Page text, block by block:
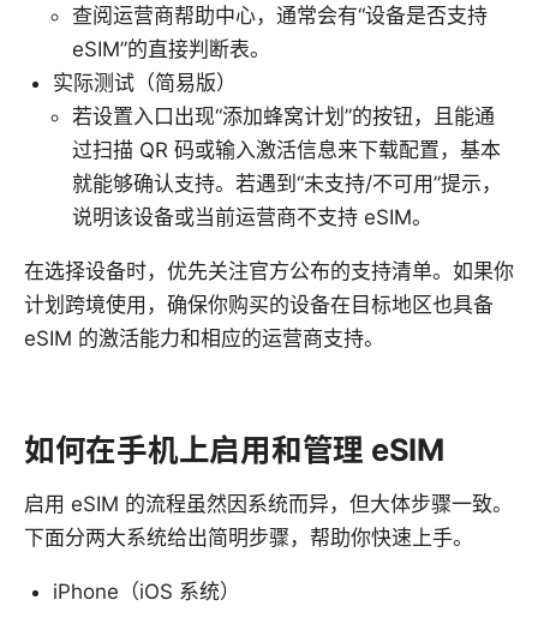
查阅运营商帮助中心，通常会有“设备是否支持
eSIM”的直接判断表。
实际测试（简易版）
若设置入口出现“添加蜂窝计划”的按钮，且能通
过扫描 QR 码或输入激活信息来下载配置，基本
就能够确认支持。若遇到“未支持/不可用”提示，
说明该设备或当前运营商不支持 eSIM。
在选择设备时，优先关注官方公布的支持清单。如果你
计划跨境使用，确保你购买的设备在目标地区也具备
eSIM 的激活能力和相应的运营商支持。
如何在手机上启用和管理 eSIM
启用 eSIM 的流程虽然因系统而异，但大体步骤一致。
下面分两大系统给出简明步骤，帮助你快速上手。
iPhone（iOS 系统）